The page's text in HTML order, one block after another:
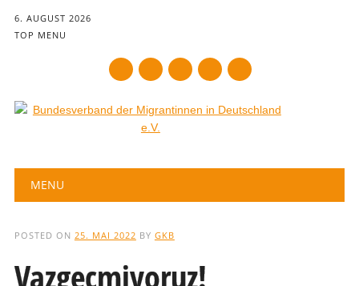
6. AUGUST 2026
TOP MENU
mail
Main menu
MENU
POSTED ON 25. MAI 2022 BY GKB
Vazgeçmiyoruz!